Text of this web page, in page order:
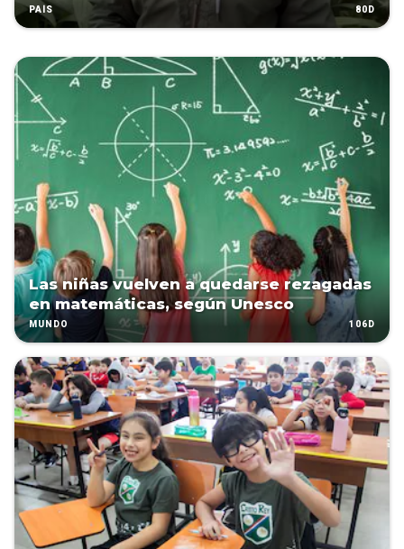
PAÍS 80D
Las niñas vuelven a quedarse rezagadas
en matemáticas, según Unesco
MUNDO 106D